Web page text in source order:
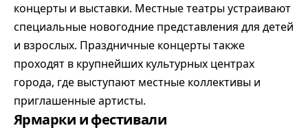
концерты и выставки. Местные театры устраивают
специальные новогодние представления для детей
и взрослых. Праздничные концерты также
проходят в крупнейших культурных центрах
города, где выступают местные коллективы и
приглашенные артисты.
Ярмарки и фестивали